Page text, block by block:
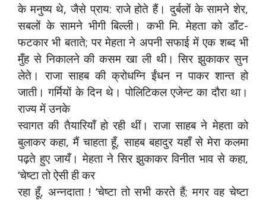
के मनुष्य थे, जैसे प्राय: राजे होते हैं। दुर्बलों के सामने शेर,
सबलों के सामने भीगी बिल्ली। कभी मि. मेहता को डाँट-
फटकार भी बताते; पर मेहता ने अपनी सफाई में एक शब्द भी
मुँह से निकालने की कसम खा ली थी। सिर झुकाकर सुन
लेते। राजा साहब की क्रोधग्नि ईंधन न पाकर शान्त हो
जाती। गर्मियों के दिन थे। पोलिटिकल एजेन्ट का दौरा था।
राज्य में उनके
स्वागत की तैयारियाँ हो रही थीं। राजा साहब ने मेहता को
बुलाकर कहा, मैं चाहता हूँ, साहब बहादुर यहाँ से मेरा कलमा
पढ़ते हुए जायँ। मेहता ने सिर झुकाकर विनीत भाव से कहा,
‘चेष्टा तो ऐसी ही कर
रहा हूँ, अन्नदाता ! ‘चेष्टा तो सभी करते हैं; मगर वह चेष्टा